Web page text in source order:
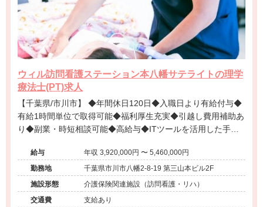
ウィル訪問看護ステーション本八幡サテライトの理学
療法士(PT)求人
【千葉県/市川市】 ◆年間休日120日◆入職日より有給付与◆
有給1時間単位で取得可能◆福利厚生充実◆引越し費用補助あ
り◆副業・時短相談可能◆高給与◆ITツールを活用した手厚
給与
年収 3,920,000円 〜 5,460,000円
勤務地
千葉県市川市八幡2-8-19 第三山本ビル2F
施設形態
介護保険関連施設（訪問看護・リハ）
交通費
支給あり